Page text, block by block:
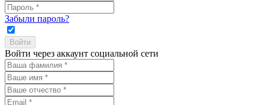
Забыли пароль?
Войти через аккаунт социальной сети